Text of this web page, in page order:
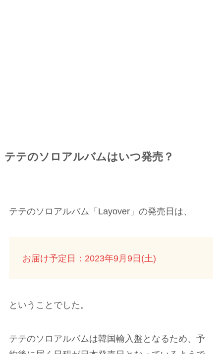
テテのソロアルバムはいつ発売？
テテのソロアルバム「Layover」の発売日は、
お届け予定日：2023年9月9日(土)
ということでした。
テテのソロアルバムは韓国輸入盤となるため、予